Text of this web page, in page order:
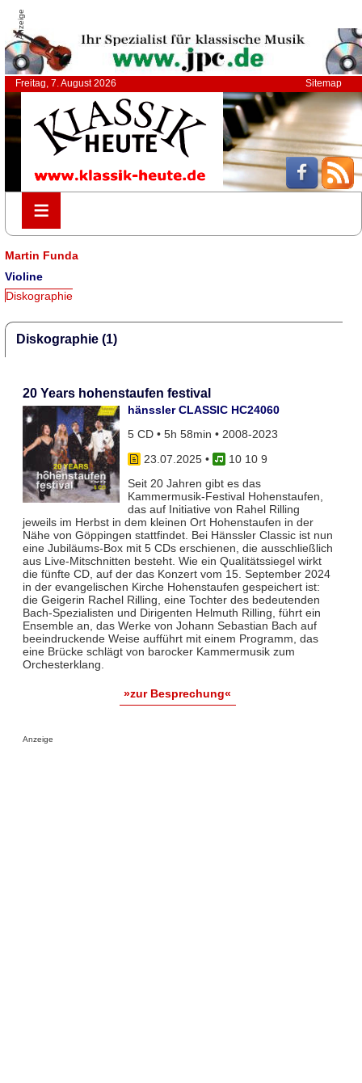
Anzeige
Freitag, 7. August 2026 Sitemap
≡
≡
Martin Funda
Violine
Diskographie
Diskographie (1)
20 Years hohenstaufen festival
hänssler CLASSIC HC24060
5 CD • 5h 58min • 2008-2023
23.07.2025•
10 10 9
Seit 20 Jahren gibt es das
Kammermusik-Festival Hohenstaufen,
das auf Initiative von Rahel Rilling
jeweils im Herbst in dem kleinen Ort Hohenstaufen in der
Nähe von Göppingen stattfindet. Bei Hänssler Classic ist nun
eine Jubiläums-Box mit 5 CDs erschienen, die ausschließlich
aus Live-Mitschnitten besteht. Wie ein Qualitätssiegel wirkt
die fünfte CD, auf der das Konzert vom 15. September 2024
in der evangelischen Kirche Hohenstaufen gespeichert ist:
die Geigerin Rachel Rilling, eine Tochter des bedeutenden
Bach-Spezialisten und Dirigenten Helmuth Rilling, führt ein
Ensemble an, das Werke von Johann Sebastian Bach auf
beeindruckende Weise aufführt mit einem Programm, das
eine Brücke schlägt von barocker Kammermusik zum
Orchesterklang.
»zur Besprechung«
Anzeige